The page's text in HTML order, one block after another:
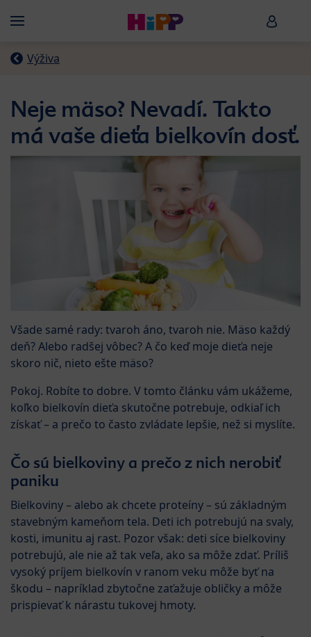
Menü HiPP
Výživa
Neje mäso? Nevadí. Takto
má vaše dieťa bielkovín dosť.
Všade samé rady: tvaroh áno, tvaroh nie. Mäso každý
deň? Alebo radšej vôbec? A čo keď moje dieťa neje
skoro nič, nieto ešte mäso?
Pokoj. Robíte to dobre. V tomto článku vám ukážeme,
koľko bielkovín dieťa skutočne potrebuje, odkiaľ ich
získať – a prečo to často zvládate lepšie, než si myslíte.
Čo sú bielkoviny a prečo z nich nerobiť
paniku
Bielkoviny – alebo ak chcete proteíny – sú základným
stavebným kameňom tela. Deti ich potrebujú na svaly,
kosti, imunitu aj rast. Pozor však: deti síce bielkoviny
potrebujú, ale nie až tak veľa, ako sa môže zdať. Príliš
vysoký príjem bielkovín v ranom veku môže byť na
škodu – napríklad zbytočne zaťažuje obličky a môže
prispievať k nárastu tukovej hmoty.